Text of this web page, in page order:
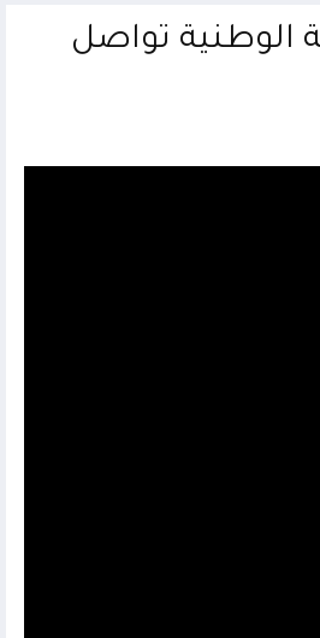
الوطنية تواصل